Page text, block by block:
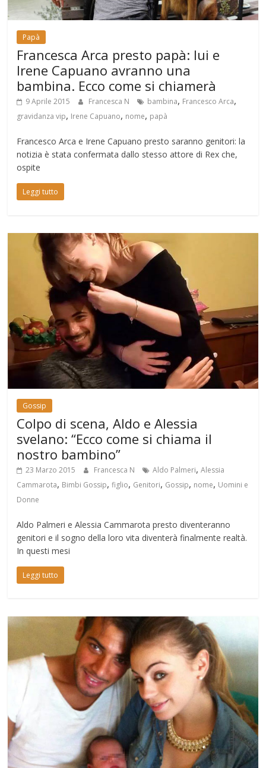
Papà
Francesca Arca presto papà: lui e
Irene Capuano avranno una
bambina. Ecco come si chiamerà
9 Aprile 2015 Francesca N bambina, Francesco Arca,
gravidanza vip, Irene Capuano, nome, papà
Francesco Arca e Irene Capuano presto saranno genitori: la
notizia è stata confermata dallo stesso attore di Rex che,
ospite
Leggi tutto
Gossip
Colpo di scena, Aldo e Alessia
svelano: “Ecco come si chiama il
nostro bambino”
23 Marzo 2015 Francesca N Aldo Palmeri,Alessia
Cammarota, Bimbi Gossip,figlio, Genitori, Gossip, nome, Uomini e
Donne
Aldo Palmeri e Alessia Cammarota presto diventeranno
genitori e il sogno della loro vita diventerà finalmente realtà.
In questi mesi
Leggi tutto